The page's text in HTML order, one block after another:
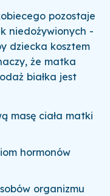
pozostaje
niedożywionych -
dziecka kosztem
że matka
białka jest
masę ciała matki
hormonów
organizmu